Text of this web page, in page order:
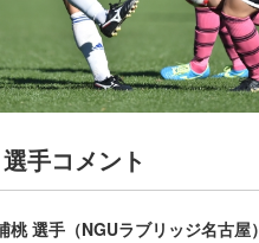
手コメント
桃 選手（NGUラブリッジ名古屋）